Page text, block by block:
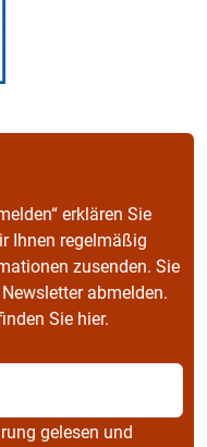
erklären Sie
Ihnen regelmäßig
zusenden. Sie
abmelden.
Sie hier.
gelesen und